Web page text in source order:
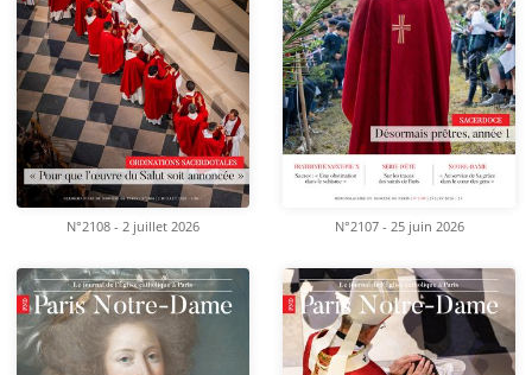
N°2108 - 2 juillet 2026 N°2107 - 25 juin 2026